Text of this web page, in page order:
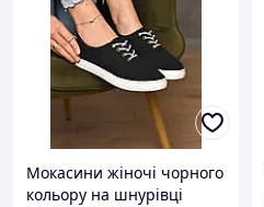
Мокасини жіночі чорного
кольору на шнурівці